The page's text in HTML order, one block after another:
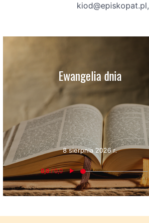
kiod@episkopat.pl,
Ewangelia dnia
8 sierpnia 2026 r.